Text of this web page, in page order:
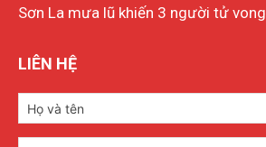
Sơn La mưa lũ khiến 3 người tử vong
LIÊN HỆ